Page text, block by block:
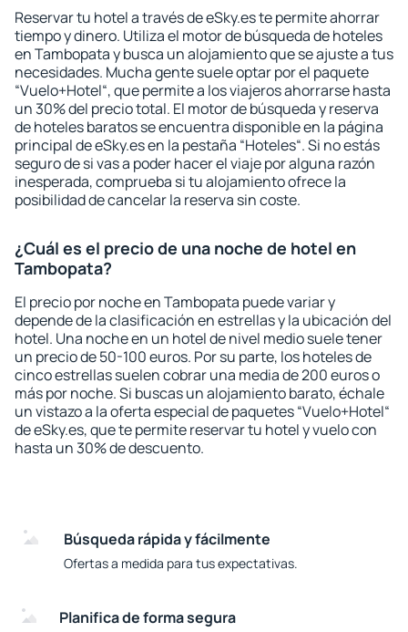
Reservar tu hotel a través de eSky.es te permite ahorrar
tiempo y dinero. Utiliza el motor de búsqueda de hoteles
en Tambopata y busca un alojamiento que se ajuste a tus
necesidades. Mucha gente suele optar por el paquete
“Vuelo+Hotel“, que permite a los viajeros ahorrarse hasta
un 30% del precio total. El motor de búsqueda y reserva
de hoteles baratos se encuentra disponible en la página
principal de eSky.es en la pestaña “Hoteles“. Si no estás
seguro de si vas a poder hacer el viaje por alguna razón
inesperada, comprueba si tu alojamiento ofrece la
posibilidad de cancelar la reserva sin coste.
¿Cuál es el precio de una noche de hotel en
Tambopata?
El precio por noche en Tambopata puede variar y
depende de la clasificación en estrellas y la ubicación del
hotel. Una noche en un hotel de nivel medio suele tener
un precio de 50-100 euros. Por su parte, los hoteles de
cinco estrellas suelen cobrar una media de 200 euros o
más por noche. Si buscas un alojamiento barato, échale
un vistazo a la oferta especial de paquetes “Vuelo+Hotel“
de eSky.es, que te permite reservar tu hotel y vuelo con
hasta un 30% de descuento.
Búsqueda rápida y fácilmente
Ofertas a medida para tus expectativas.
Planifica de forma segura